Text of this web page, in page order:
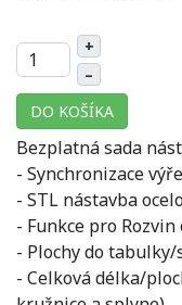
+
–
DO KOŠÍKA
Bezplatná sada
- Synchronizace
- STL nástavba
- Funkce pro
- Plochy do
- Celková délka/